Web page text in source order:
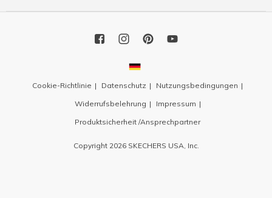
Cookie-Richtlinie Datenschutz
Nutzungsbedingungen
Widerrufsbelehrung
Impressum
Produktsicherheit /Ansprechpartner
Copyright 2026 SKECHERS USA, Inc.